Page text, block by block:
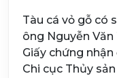
Tàu cá vỏ gỗ có
ông Nguyễn
Giấy chứng
Chi cục Thủy